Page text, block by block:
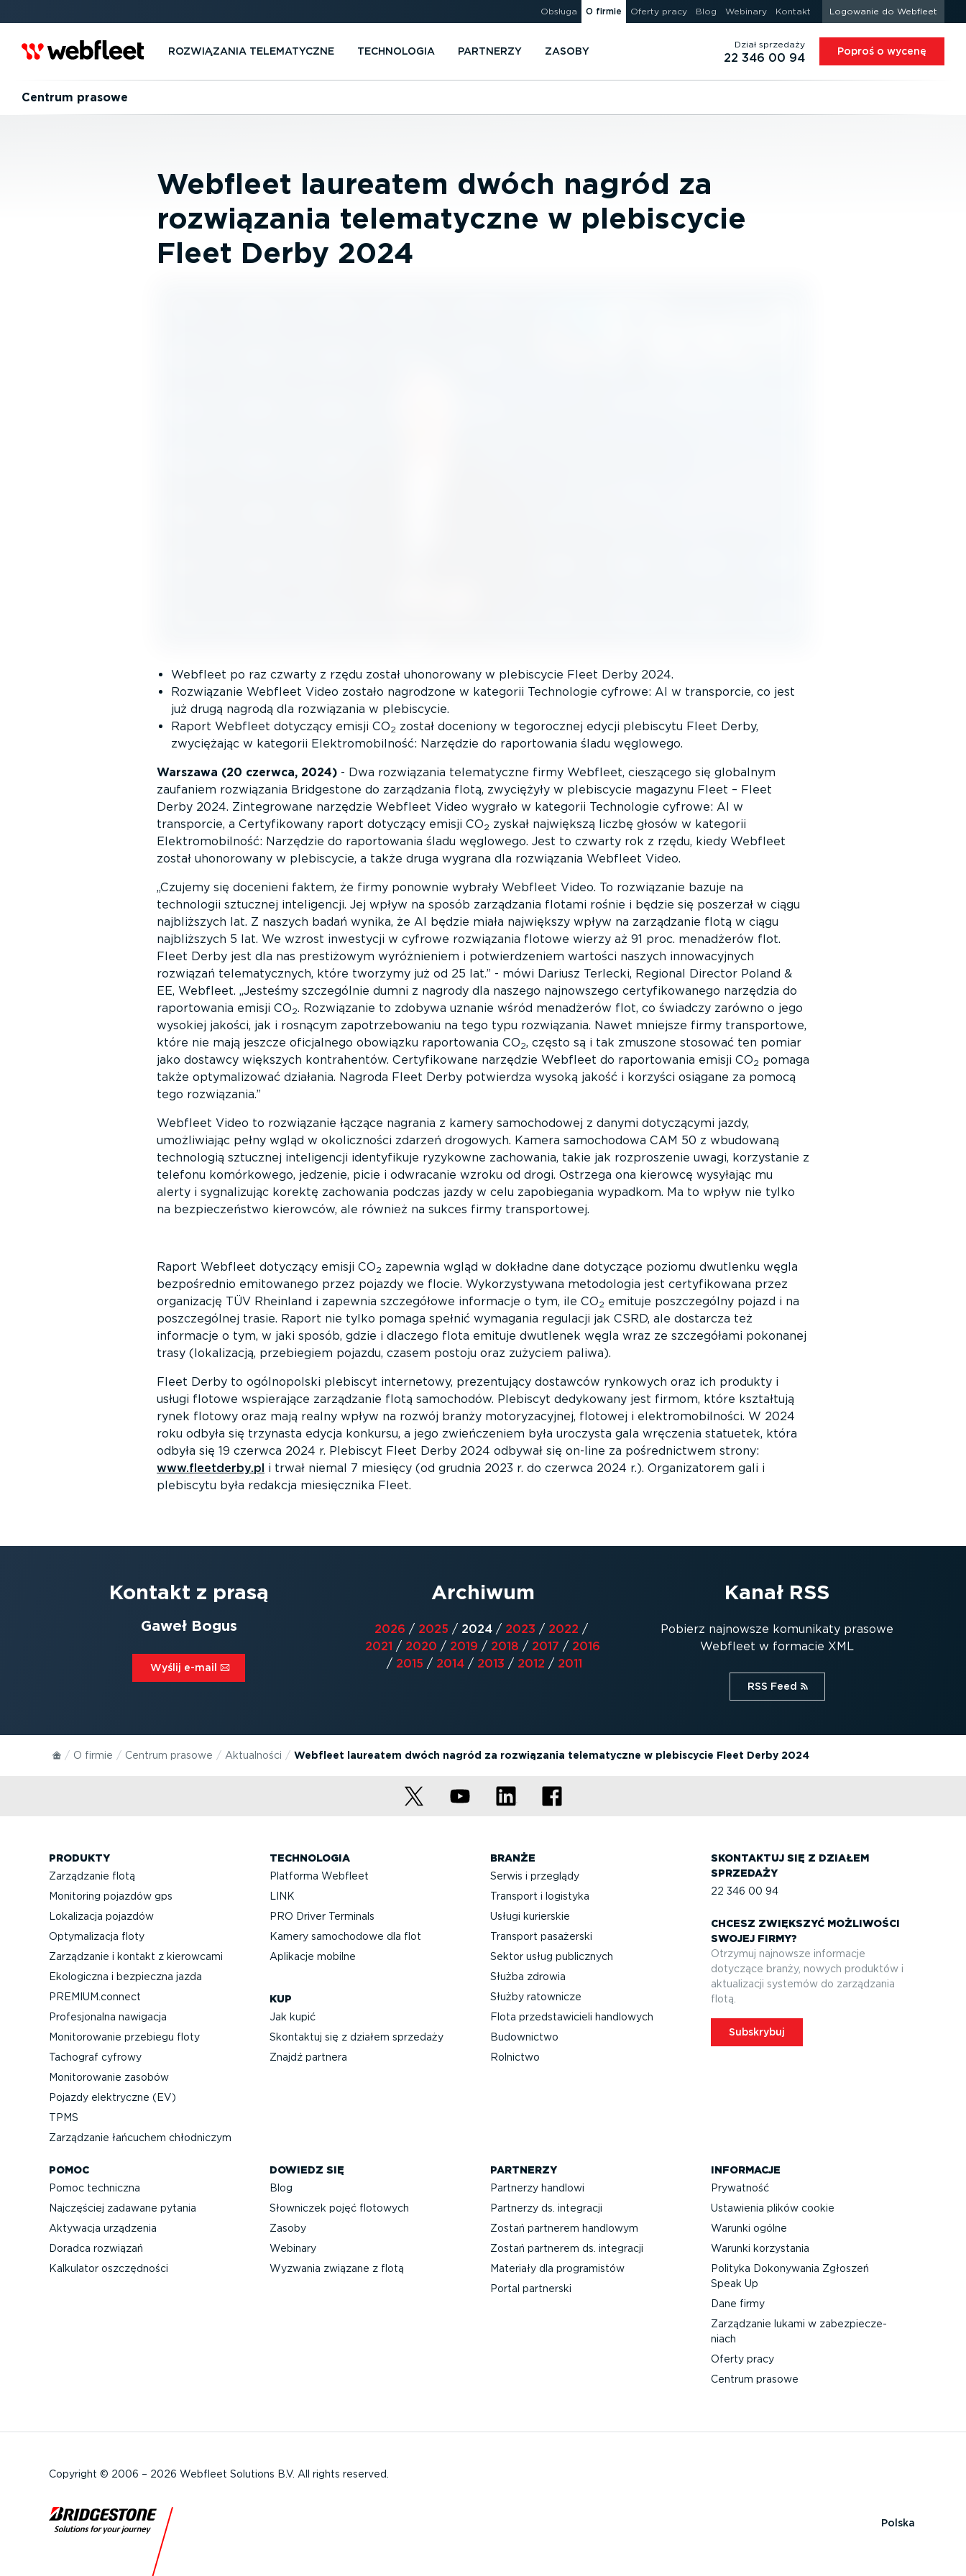
Obsługa O firmie Oferty pracy Blog Webinary Kontakt Logowanie do Webfleet
ROZWIĄZANIA TELEMA­TYCZNE TECHNOLOGIA PARTNERZY ZASOBY
Dział sprzedaży
22 346 00 94 Poproś o wycenę
Centrum prasowe
Webfleet laureatem dwóch nagród za
rozwiązania telematyczne w plebiscycie
Fleet Derby 2024
Webfleet po raz czwarty z rzędu został uhonorowany w plebiscycie Fleet Derby 2024.
Rozwiązanie Webfleet Video zostało nagrodzone w kategorii Technologie cyfrowe: AI w transporcie, co jest
już drugą nagrodą dla rozwiązania w plebiscycie.
Raport Webfleet dotyczący emisji CO2 został doceniony w tegorocznej edycji plebiscytu Fleet Derby,
zwyciężając w kategorii Elektromobilność: Narzędzie do raportowania śladu węglowego.
Warszawa (20 czerwca, 2024) - Dwa rozwiązania telematyczne firmy Webfleet, cieszącego się globalnym
zaufaniem rozwiązania Bridgestone do zarządzania flotą, zwyciężyły w plebiscycie magazynu Fleet – Fleet
Derby 2024. Zintegrowane narzędzie Webfleet Video wygrało w kategorii Technologie cyfrowe: AI w
transporcie, a Certyfikowany raport dotyczący emisji CO2 zyskał największą liczbę głosów w kategorii
Elektromobilność: Narzędzie do raportowania śladu węglowego. Jest to czwarty rok z rzędu, kiedy Webfleet
został uhonorowany w plebiscycie, a także druga wygrana dla rozwiązania Webfleet Video.
Czujemy się docenieni faktem, że firmy ponownie wybrały Webfleet Video. To rozwiązanie bazuje na
technologii sztucznej inteligencji. Jej wpływ na sposób zarządzania flotami rośnie i będzie się poszerzał w ciągu
najbliższych lat. Z naszych badań wynika, że AI będzie miała największy wpływ na zarządzanie flotą w ciągu
najbliższych 5 lat. We wzrost inwestycji w cyfrowe rozwiązania flotowe wierzy aż 91 proc. menadżerów flot.
Fleet Derby jest dla nas prestiżowym wyróżnieniem i potwierdzeniem wartości naszych innowacyjnych
rozwiązań telematycznych, które tworzymy już od 25 lat.
- mówi Dariusz Terlecki, Regional Director Poland &
EE, Webfleet.
Jesteśmy szczególnie dumni z nagrody dla naszego najnowszego certyfikowanego narzędzia do
raportowania emisji CO2. Rozwiązanie to zdobywa uznanie wśród menadżerów flot, co świadczy zarówno o jego
wysokiej jakości, jak i rosnącym zapotrzebowaniu na tego typu rozwiązania. Nawet mniejsze firmy transportowe,
które nie mają jeszcze oficjalnego obowiązku raportowania CO2, często są i tak zmuszone stosować ten pomiar
jako dostawcy większych kontrahentów. Certyfikowane narzędzie Webfleet do raportowania emisji CO2 pomaga
także optymalizować działania. Nagroda Fleet Derby potwierdza wysoką jakość i korzyści osiągane za pomocą
tego rozwiązania.
Webfleet Video to rozwiązanie łączące nagrania z kamery samochodowej z danymi dotyczącymi jazdy,
umożliwiając pełny wgląd w okoliczności zdarzeń drogowych. Kamera samochodowa CAM 50 z wbudowaną
technologią sztucznej inteligencji identyfikuje ryzykowne zachowania, takie jak rozproszenie uwagi, korzystanie z
telefonu komórkowego, jedzenie, picie i odwracanie wzroku od drogi. Ostrzega ona kierowcę wysyłając mu
alerty i sygnalizując korektę zachowania podczas jazdy w celu zapobiegania wypadkom. Ma to wpływ nie tylko
na bezpieczeństwo kierowców, ale również na sukces firmy transportowej.
Raport Webfleet dotyczący emisji CO2 zapewnia wgląd w dokładne dane dotyczące poziomu dwutlenku węgla
bezpośrednio emitowanego przez pojazdy we flocie. Wykorzystywana metodologia jest certyfikowana przez
organizację TÜV Rheinland i zapewnia szczegółowe informacje o tym, ile CO2 emituje poszczególny pojazd i na
poszczególnej trasie. Raport nie tylko pomaga spełnić wymagania regulacji jak CSRD, ale dostarcza też
informacje o tym, w jaki sposób, gdzie i dlaczego flota emituje dwutlenek węgla wraz ze szczegółami pokonanej
trasy (lokalizacją, przebiegiem pojazdu, czasem postoju oraz zużyciem paliwa).
Fleet Derby to ogólnopolski plebiscyt internetowy, prezentujący dostawców rynkowych oraz ich produkty i
usługi flotowe wspierające zarządzanie flotą samochodów. Plebiscyt dedykowany jest firmom, które kształtują
rynek flotowy oraz mają realny wpływ na rozwój branży motoryzacyjnej, flotowej i elektromobilności. W 2024
roku odbyła się trzynasta edycja konkursu, a jego zwieńczeniem była uroczysta gala wręczenia statuetek, która
odbyła się 19 czerwca 2024 r. Plebiscyt Fleet Derby 2024 odbywał się on-line za pośrednictwem strony:
www.fleetderby.pl i trwał niemal 7 miesięcy (od grudnia 2023 r. do czerwca 2024 r.). Organizatorem gali i
plebiscytu była redakcja miesięcznika Fleet.
Kontakt z prasą
Gaweł Bogus
Wyślij e-mail⁠
Archiwum
2026 / 2025 / 2024/ 2023 / 2022 /
2021 / 2020 / 2019 / 2018 / 2017 / 2016
/ 2015 / 2014 / 2013 / 2012 / 2011
Kanał RSS
Pobierz najnowsze komunikaty prasowe
Webfleet w formacie XML
RSS Feed⁠
O firmie Centrum prasowe Aktualności Webfleet laureatem dwóch nagród za rozwiązania telematyczne w plebiscycie Fleet Derby 2024
PRODUKTY
Zarządzanie flotą
Monitoring pojazdów gps
Lokalizacja pojazdów
Optyma­li­zacja floty
Zarządzanie i kontakt z kierowcami
Ekologiczna i bezpieczna jazda
PREMIUM.connect
Profe­sjo­nalna nawigacja
Monito­ro­wanie przebiegu floty
Tachograf cyfrowy
Monito­ro­wanie zasobów
Pojazdy elektryczne (EV)
TPMS
Zarządzanie łańcuchem chłodniczym
TECHNOLOGIA
Platforma Webfleet
LINK
PRO Driver Terminals
Kamery samochodowe dla flot
Aplikacje mobilne
KUP
Jak kupić
Skontaktuj się z działem sprzedaży
Znajdź partnera
BRANŻE
Serwis i przeglądy
Transport i logistyka
Usługi kurierskie
Transport pasażerski
Sektor usług publicznych
Służba zdrowia
Służby ratownicze
Flota przed­sta­wi­cieli handlowych
Budownictwo
Rolnictwo
SKONTAKTUJ SIĘ Z DZIAŁEM
SPRZEDAŻY
22 346 00 94
CHCESZ ZWIĘKSZYĆ MOŻLIWOŚCI
SWOJEJ FIRMY?
Otrzymuj najnowsze informacje
dotyczące branży, nowych produktów i
aktuali­zacji systemów do zarządzania
flotą.
Subskrybuj
POMOC
Pomoc techniczna
Najczęściej zadawane pytania
Aktywacja urządzenia
Doradca rozwiązań
Kalkulator oszczęd­ności
DOWIEDZ SIĘ
Blog
Słowniczek pojęć flotowych
Zasoby
Webinary
Wyzwania związane z flotą
PARTNERZY
Partnerzy handlowi
Partnerzy ds. integracji
Zostań partnerem handlowym
Zostań partnerem ds. integracji
Materiały dla progra­mistów
Portal partnerski
INFORMACJE
Prywatność
Ustawienia plików cookie
Warunki ogólne
Warunki korzystania
Polityka Dokonywania Zgłoszeń
Speak Up
Dane firmy
Zarządzanie lukami w zabez­pie­cze­
niach
Oferty pracy
Centrum prasowe
Copyright © 2006 – 2026 Webfleet Solutions B.V. All rights reserved.
Polska